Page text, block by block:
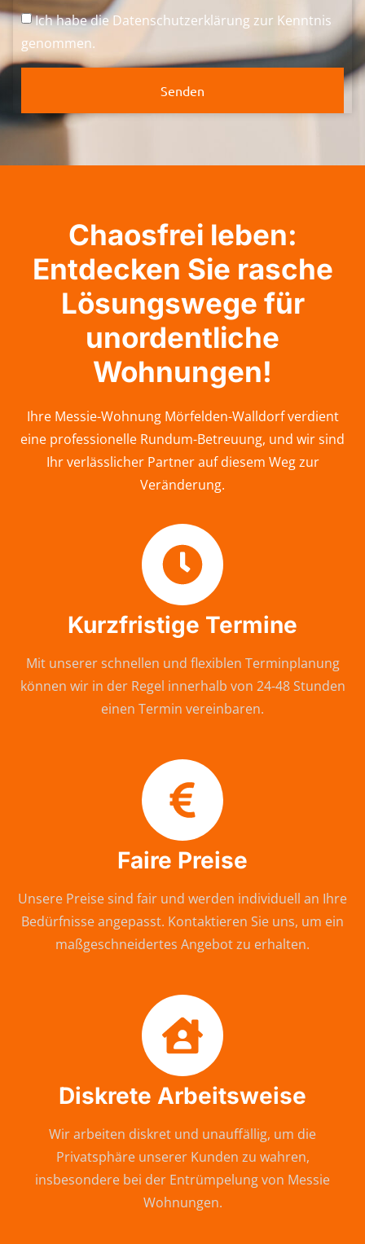
Ich habe dieDatenschutzerklärung zur Kenntnis
genommen.
Senden
Chaosfrei leben:
Entdecken Sie rasche
Lösungswege für
unordentliche
Wohnungen!
Ihre Messie-Wohnung Mörfelden-Walldorf verdient
eine professionelle Rundum-Betreuung, und wir sind
Ihr verlässlicher Partner auf diesem Weg zur
Veränderung.
Kurzfristige Termine
Mit unserer schnellen und flexiblen Terminplanung
können wir in der Regel innerhalb von 24-48 Stunden
einen Termin vereinbaren.
Faire Preise
Unsere Preise sind fair und werden individuell an Ihre
Bedürfnisse angepasst. Kontaktieren Sie uns, um ein
maßgeschneidertes Angebot zu erhalten.
Diskrete Arbeitsweise
Wir arbeiten diskret und unauffällig, um die
Privatsphäre unserer Kunden zu wahren,
insbesondere bei der Entrümpelung von Messie
Wohnungen.